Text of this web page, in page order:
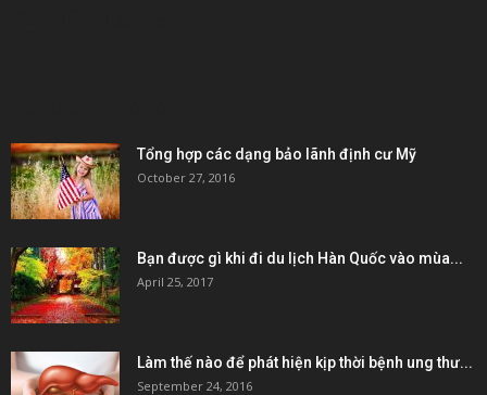
Tổng hợp các dạng bảo lãnh định cư Mỹ
October 27, 2016
Bạn được gì khi đi du lịch Hàn Quốc vào mùa...
April 25, 2017
Làm thế nào để phát hiện kịp thời bệnh ung thư...
September 24, 2016